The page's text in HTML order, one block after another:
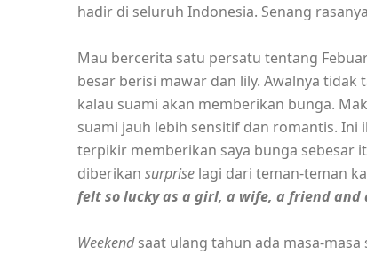
hadir di seluruh Indonesia. Senang
Mau bercerita satu persatu tentang
besar berisi mawar dan lily. Awalnya
kalau suami akan memberikan bunga.
suami jauh lebih sensitif dan romantis.
terpikir memberikan saya bunga sebesar
diberikan surprise lagi dari teman-teman
felt so lucky as a girl, a wife, a friend and
Weekendsaat ulang tahun ada masa-